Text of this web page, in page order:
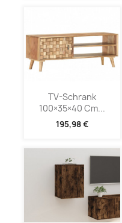
TV-Schrank
100×35×40 Cm...
195,98 €